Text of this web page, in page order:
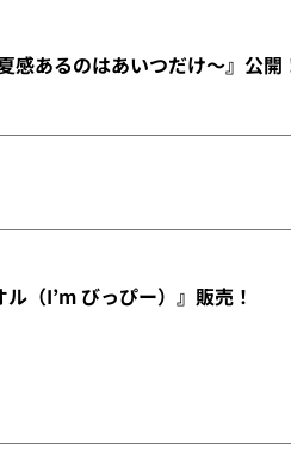
感あるのはあいつだけ～』公開
（I’m びっぴー）』販売！